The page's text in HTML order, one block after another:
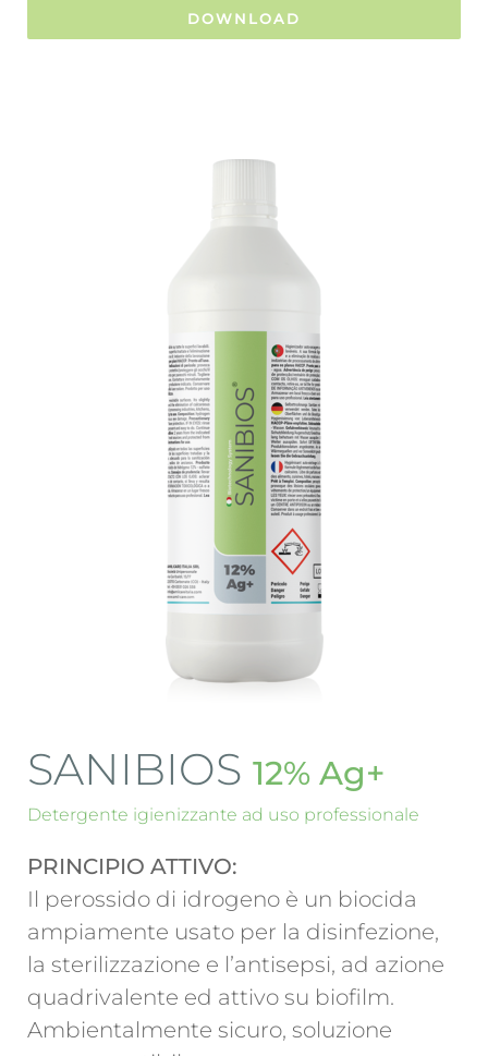
DOWNLOAD
SANIBIOS 12% Ag+
Detergente igienizzante ad uso professionale
PRINCIPIO ATTIVO:
Il perossido di idrogeno è un biocida
ampiamente usato per la disinfezione,
la sterilizzazione e l’antisepsi, ad azione
quadrivalente ed attivo su biofilm.
Ambientalmente sicuro, soluzione